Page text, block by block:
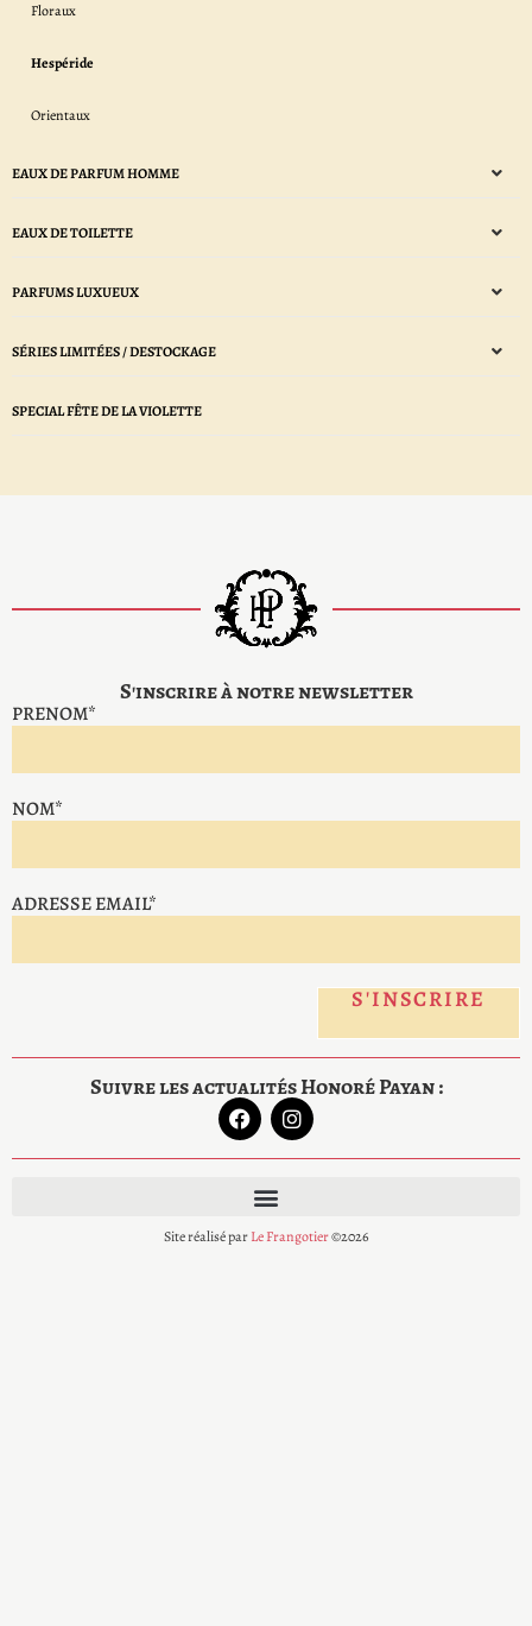
Floraux
Hespéride
Orientaux
EAUX DE PARFUM HOMME
EAUX DE TOILETTE
PARFUMS LUXUEUX
SÉRIES LIMITÉES / DESTOCKAGE
SPECIAL FÊTE DE LA VIOLETTE
S'inscrire à notre newsletter
PRENOM*
NOM*
ADRESSE EMAIL*
Suivre les actualités Honoré Payan :
Site réalisé parLe Frangotier©2026